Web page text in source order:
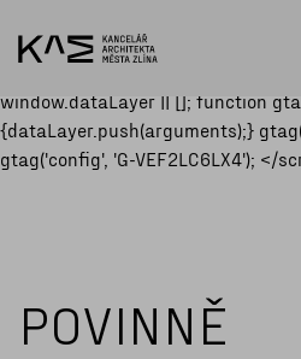
src="https://
VEF2LC6LX4"></script> <script>
window.dataLayer || []; function
{dataLayer.push(arguments);}
gtag('config', 'G-VEF2LC6LX4'); </
PROJEKTY
AKTUALITY
POVINNĚ